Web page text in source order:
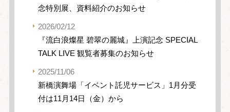
念特別展、資料紹介のお知らせ
2026/02/12
『流白浪燦星 碧翠の麗城』上演記念 SPECIAL
TALK LIVE 観覧者募集のお知らせ
2025/11/06
新橋演舞場「イベント託児サービス」1月分受
付は11月14日（金）から